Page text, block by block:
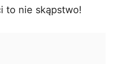
to nie skąpstwo!